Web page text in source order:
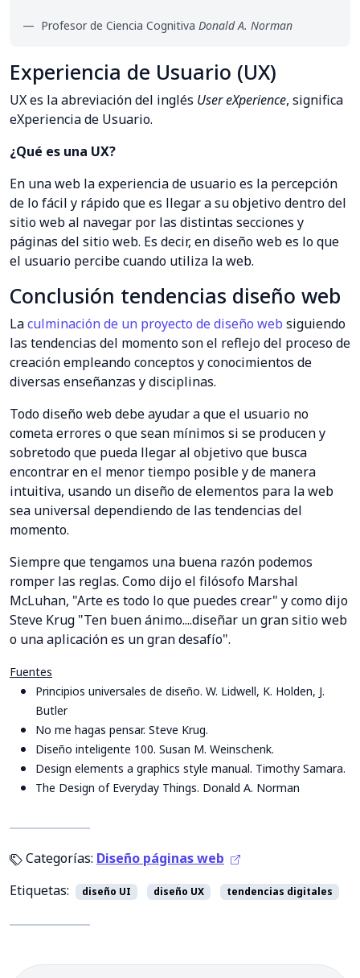
Profesor de Ciencia Cognitiva Donald A. Norman
Experiencia de Usuario (UX)
UX es la abreviación del inglés User eXperience, significa
eXperiencia de Usuario.
¿Qué es una UX?
En una web la experiencia de usuario es la percepción
de lo fácil y rápido que es llegar a su objetivo dentro del
sitio web al navegar por las distintas secciones y
páginas del sitio web. Es decir, en diseño web es lo que
el usuario percibe cuando utiliza la web.
Conclusión tendencias diseño web
Laculminación de un proyecto de diseño web siguiendo
las tendencias del momento son el reflejo del proceso de
creación empleando conceptos y conocimientos de
diversas enseñanzas y disciplinas.
Todo diseño web debe ayudar a que el usuario no
cometa errores o que sean mínimos si se producen y
sobretodo que pueda llegar al objetivo que busca
encontrar en el menor tiempo posible y de manera
intuitiva, usando un diseño de elementos para la web
sea universal dependiendo de las tendencias del
momento.
Siempre que tengamos una buena razón podemos
romper las reglas. Como dijo el filósofo Marshal
McLuhan, "Arte es todo lo que puedes crear" y como dijo
Steve Krug "Ten buen ánimo....diseñar un gran sitio web
o una aplicación es un gran desafío".
Fuentes
Principios universales de diseño. W. Lidwell, K. Holden, J.
Butler
No me hagas pensar. Steve Krug.
Diseño inteligente 100. Susan M. Weinschenk.
Design elements a graphics style manual. Timothy Samara.
The Design of Everyday Things. Donald A. Norman
Categorías: Diseño páginas web
Etiquetas:
diseño UI diseño UX tendencias digitales